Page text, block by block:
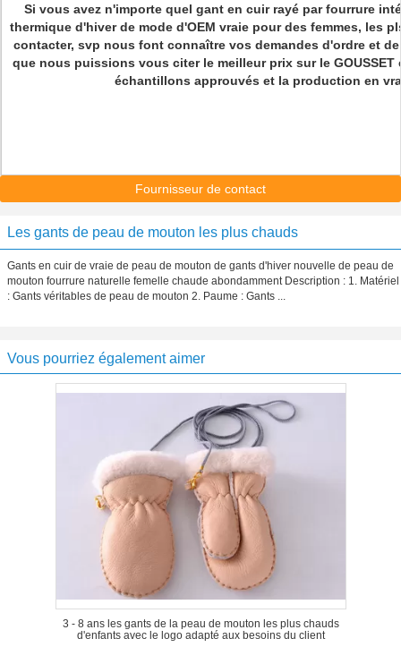
Si vous avez n'importe quel gant en cuir rayé par fourrure
thermique d'hiver de mode d'OEM vraie pour des femmes, les
contacter, svp nous font connaître vos demandes d'ordre et
que nous puissions vous citer le meilleur prix sur le
échantillons approuvés et la production en
Fournisseur de contact
Les gants de peau de mouton les plus chauds
Gants en cuir de vraie de peau de mouton de gants d'hiver nouvelle de peau de
mouton fourrure naturelle femelle chaude abondamment Description : 1. Matériel
: Gants véritables de peau de mouton 2. Paume : Gants ...
Vous pourriez également aimer
3 - 8 ans les gants de la peau de mouton les plus chauds
d'enfants avec le logo adapté aux besoins du client